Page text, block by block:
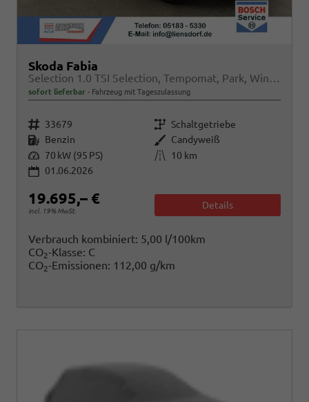
Skoda Fabia
Selection 1.0 TSI Selection, Tempomat, Park, Winterpaket, SmartLink, 4 J.-Garantie
sofort lieferbar Fahrzeug mit Tageszulassung
Fahrzeugnr. 33679 Getriebe Schaltgetriebe
Kraftstoff Benzin Außenfarbe Candyweiß
Leistung 70 kW (95 PS) Kilometerstand
10 km
01.06.2026
19.695,– €
incl. 19% MwSt.
Details
Verbrauch kombiniert: 5,00 l/100km
CO2-Klasse: C
CO2-Emissionen: 112,00 g/km